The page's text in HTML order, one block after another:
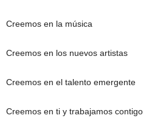
Creemos en la música
Creemos en los nuevos artistas
Creemos en el talento emergente
Creemos en ti y trabajamos contigo